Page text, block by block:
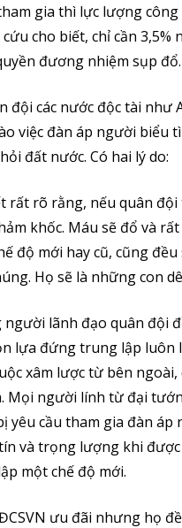
gia thì lực lượng công
cho biết, chỉ cần 3,5%
đương nhiệm sụp đổ.
đội các nước độc tài như
việc đàn áp người biểu
đất nước. Có hai lý do:
rõ rằng, nếu quân đội
khốc. Máu sẽ đổ và
độ mới hay cũ, cũng
Họ sẽ là những con
lãnh đạo quân đội
lựa đứng trung lập luôn
xâm lược từ bên
Mọi người lính từ đại
yêu cầu tham gia đàn
và trọng lượng khi
một chế độ mới.
ưu đãi nhưng họ